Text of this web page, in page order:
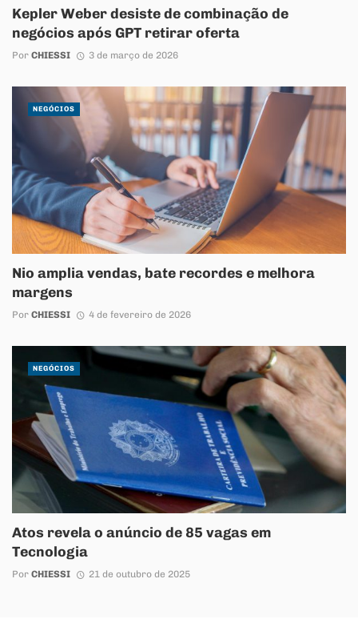
Kepler Weber desiste de combinação de
negócios após GPT retirar oferta
Por CHIESSI 3 de março de 2026
Nio amplia vendas, bate recordes e melhora
margens
Por CHIESSI 4 de fevereiro de 2026
NEGÓCIOS
Atos revela o anúncio de 85 vagas em
Tecnologia
Por CHIESSI 21 de outubro de 2025
NEGÓCIOS